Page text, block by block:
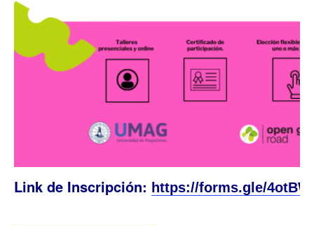
Link de Inscripción: https://forms.gle/